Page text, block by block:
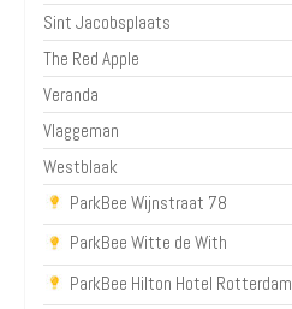
Sint Jacobsplaats
The Red Apple
Veranda
Vlaggeman
Westblaak
ParkBee Wijnstraat 78
ParkBee Witte de With
ParkBee Hilton Hotel Rotterdam